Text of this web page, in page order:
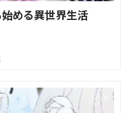
める異世界生活